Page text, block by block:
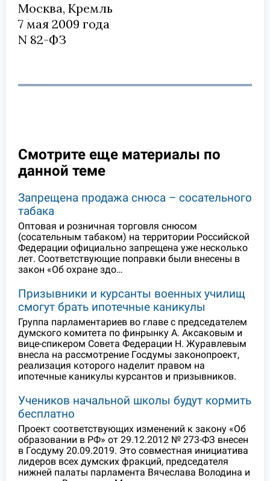
Москва, Кремль
7 мая 2009 года
N 82-ФЗ
Смотрите еще материалы по
данной теме
Запрещена продажа снюса – сосательного
табака
Оптовая и розничная торговля снюсом
(сосательным табаком) на территории Российской
Федерации официально запрещена уже несколько
лет. Соответствующие поправки были внесены в
закон «Об охране здо…
Призывники и курсанты военных училищ
смогут брать ипотечные каникулы
Группа парламентариев во главе с председателем
думского комитета по финрынку А. Аксаковым и
вице-спикером Совета Федерации Н. Журавлевым
внесла на рассмотрение Госдумы законопроект,
реализация которого наделит правом на
ипотечные каникулы курсантов и призывников.
Учеников начальной школы будут кормить
бесплатно
Проект соответствующих изменений к закону «Об
образовании в РФ» от 29.12.2012 № 273-ФЗ внесен
в Госдуму 20.09.2019. Это совместная инициатива
лидеров всех думских фракций, председателя
нижней палаты парламента Вячеслава Володина и